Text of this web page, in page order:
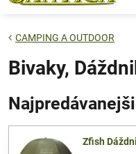
CAMPING A OUTDOOR
Bivaky,
Zfish